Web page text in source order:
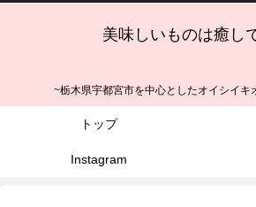
美味しいものは癒し
~栃木県宇都宮市を中心としたオイシイキ
トップ
Instagram